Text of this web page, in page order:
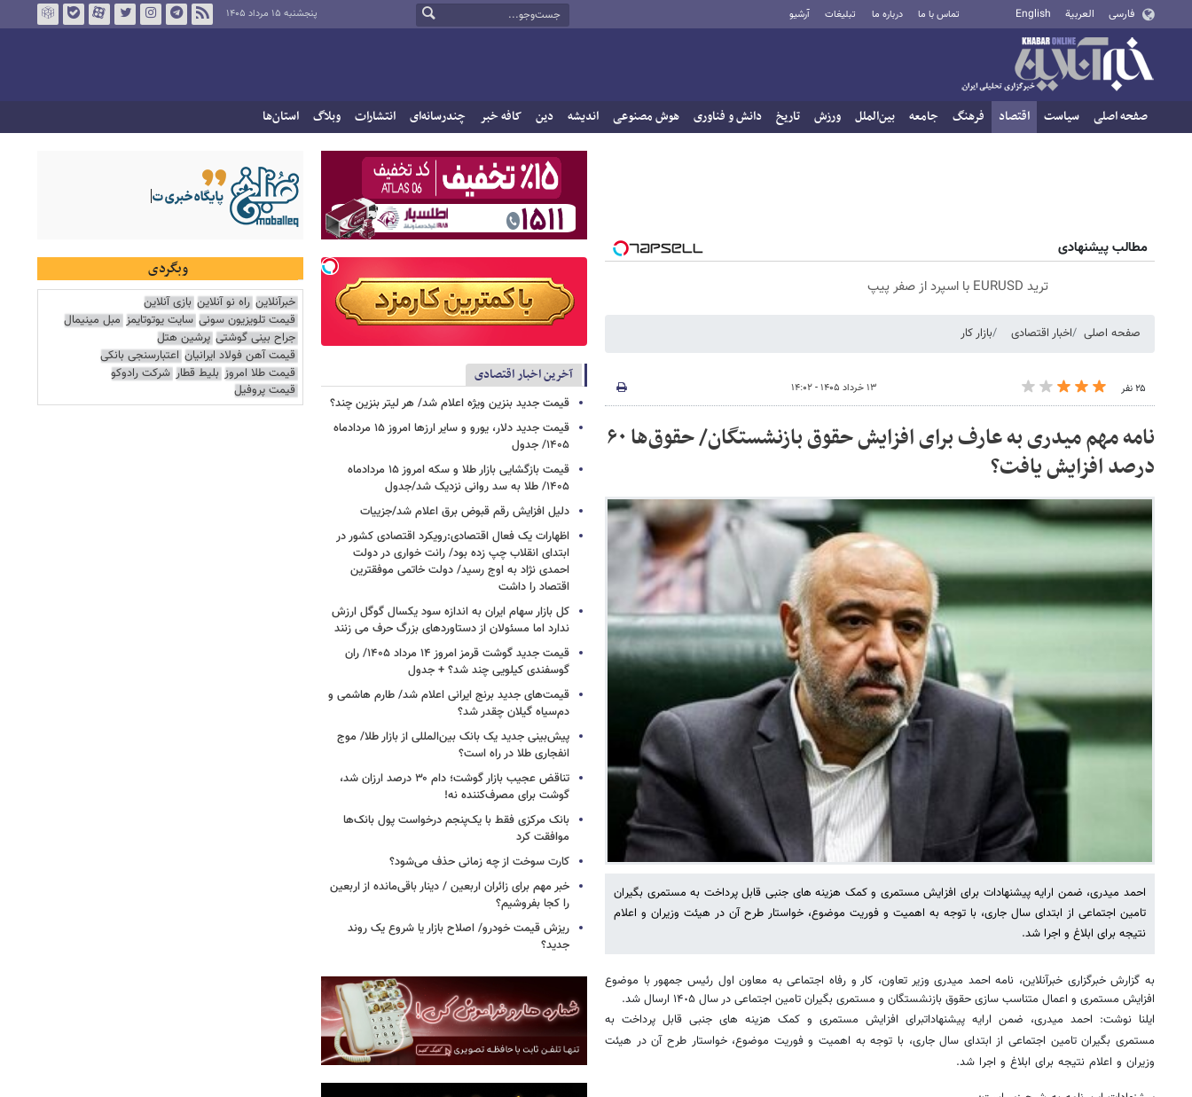
فارسی العربية English تماس با ما درباره ما تبلیغات آرشیو پنجشنبه ۱۵ مرداد ۱۴۰۵
صفحه اصلی سیاست اقتصاد فرهنگ جامعه بین‌الملل ورزش تاریخ دانش و فناوری هوش مصنوعی اندیشه دین کافه خبر چندرسانه‌ای انتشارات وبلاگ استان‌ها
مطالب پیشنهادی
ترید EURUSD با اسپرد از صفر پیپ
صفحه اصلی اخبار اقتصادی بازار کار
۲۵ نفر ۱۳ خرداد ۱۴۰۵ - ۱۴:۰۲
نامه مهم میدری به عارف برای افزایش حقوق بازنشستگان/ حقوق‌ها ۶۰
درصد افزایش یافت؟
احمد میدری، ضمن ارایه پیشنهادات برای افزایش مستمری و کمک هزینه های جنبی قابل پرداخت به مستمری بگیران
تامین اجتماعی از ابتدای سال جاری، با توجه به اهمیت و فوریت موضوع، خواستار طرح آن در هیئت وزیران و اعلام
نتیجه برای ابلاغ و اجرا شد.
به گزارش خبرگزاری خبرآنلاین، نامه احمد میدری وزیر تعاون، کار و رفاه اجتماعی به معاون اول رئیس جمهور با موضوع
افزایش مستمری و اعمال متناسب سازی حقوق بازنشستگان و مستمری بگیران تامین اجتماعی در سال ١۴٠۵ ارسال شد.
ایلنا نوشت: احمد میدری، ضمن ارایه پیشنهاداتبرای افزایش مستمری و کمک هزینه های جنبی قابل پرداخت به
مستمری بگیران تامین اجتماعی از ابتدای سال جاری، با توجه به اهمیت و فوریت موضوع، خواستار طرح آن در هیئت
وزیران و اعلام نتیجه برای ابلاغ و اجرا شد.
آخرین اخبار اقتصادی
قیمت جدید بنزین ویژه اعلام شد/ هر لیتر بنزین چند؟
قیمت جدید دلار، یورو و سایر ارزها امروز ۱۵ مردادماه
۱۴۰۵/ جدول
قیمت بازگشایی بازار طلا و سکه امروز ۱۵ مردادماه
۱۴۰۵/ طلا به سد روانی نزدیک شد/جدول
دلیل افزایش رقم قبوض برق اعلام شد/جزییات
اظهارات یک فعال اقتصادی:رویکرد اقتصادی کشور در
ابتدای انقلاب چپ زده بود/ رانت خواری در دولت
احمدی نژاد به اوج رسید/ دولت خاتمی موفقترین
اقتصاد را داشت
کل بازار سهام ایران به اندازه سود یکسال گوگل ارزش
ندارد اما مسئولان از دستاوردهای بزرگ حرف می زنند
قیمت جدید گوشت قرمز امروز ۱۴ مرداد ۱۴۰۵/ ران
گوسفندی کیلویی چند شد؟ + جدول
قیمت‌های جدید برنج ایرانی اعلام شد/ طارم هاشمی و
دم‌سیاه گیلان چقدر شد؟
پیش‌بینی جدید یک بانک بین‌المللی از بازار طلا/ موج
انفجاری طلا در راه است؟
تناقض عجیب بازار گوشت؛ دام ۳۰ درصد ارزان شد،
گوشت برای مصرف‌کننده نه!
بانک مرکزی فقط با یک‌‎پنجم درخواست پول بانک‌ها
موافقت کرد
کارت سوخت از چه زمانی حذف می‌شود؟
خبر مهم برای زائران اربعین / دینار باقی‌مانده از اربعین
را کجا بفروشیم؟
ریزش قیمت خودرو/ اصلاح بازار یا شروع یک روند
جدید؟
وبگردی
خبرآنلاین راه نو آنلاین بازی آنلاین
قیمت تلویزیون سونی سایت یوتوتایمز مبل مینیمال
جراح بینی گوشتی پرشین هتل
قیمت آهن فولاد ایرانیان اعتبارسنجی بانکی
قیمت طلا امروز بلیط قطار شرکت رادوکو
قیمت پروفیل